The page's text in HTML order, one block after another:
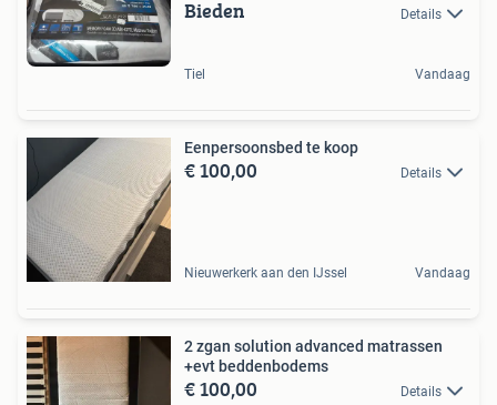
Bieden Details
Tiel Vandaag
Eenpersoonsbed te koop
€ 100,00 Details
Nieuwerkerk aan den IJssel Vandaag
2 zgan solution advanced matrassen
+evt beddenbodems
€ 100,00 Details